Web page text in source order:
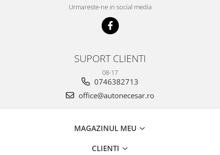
Urmareste-ne in social media
SUPORT CLIENTI
08-17
0746382713
office@autonecesar.ro
MAGAZINUL MEU
CLIENTI